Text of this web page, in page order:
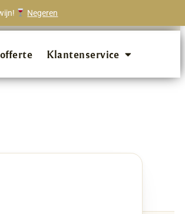
Negeren
aan!
Klantenservice